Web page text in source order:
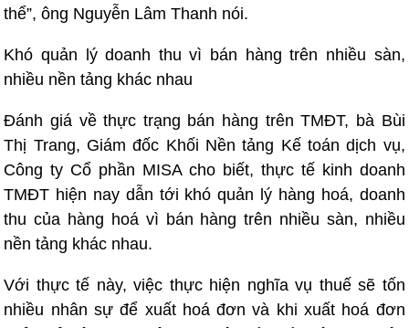
thể”, ông Nguyễn Lâm Thanh nói.
Khó quản lý doanh thu vì bán hàng trên nhiều sàn,
nhiều nền tảng khác nhau
Đánh giá về thực trạng bán hàng trên TMĐT, bà Bùi
Thị Trang, Giám đốc Khối Nền tảng Kế toán dịch vụ,
Công ty Cổ phần MISA cho biết, thực tế kinh doanh
TMĐT hiện nay dẫn tới khó quản lý hàng hoá, doanh
thu của hàng hoá vì bán hàng trên nhiều sàn, nhiều
nền tảng khác nhau.
Với thực tế này, việc thực hiện nghĩa vụ thuế sẽ tốn
nhiều nhân sự để xuất hoá đơn và khi xuất hoá đơn